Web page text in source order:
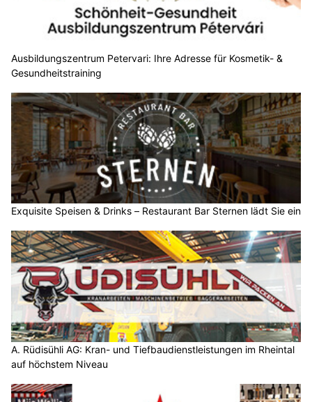
Ausbildungszentrum Petervari: Ihre Adresse für Kosmetik- &
Gesundheitstraining
Exquisite Speisen & Drinks – Restaurant Bar Sternen lädt Sie ein
A. Rüdisühli AG: Kran- und Tiefbaudienstleistungen im Rheintal
auf höchstem Niveau